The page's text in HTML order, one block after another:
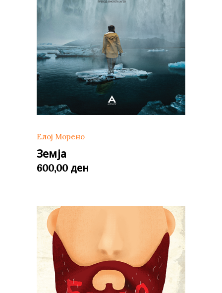
Елој Морено
Земја
600,00 ден